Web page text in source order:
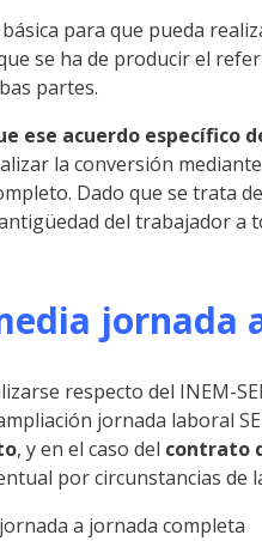
para que pueda
se ha de producir el
partes.
ese acuerdo específico
la conversión
Dado que se trata
del trabajador
jornada
respecto del INEM-
jornada laboral
, y en el caso del contrato
por circunstancias de